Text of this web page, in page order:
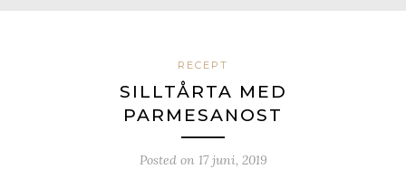
RECEPT
SILLTÅRTA MED
PARMESANOST
Posted on 17 juni, 2019